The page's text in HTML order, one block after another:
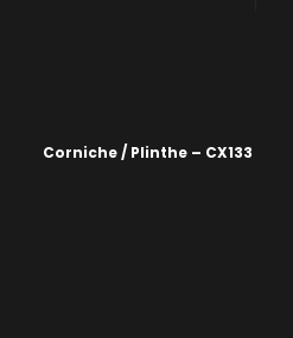
Corniche / Plinthe – CX133